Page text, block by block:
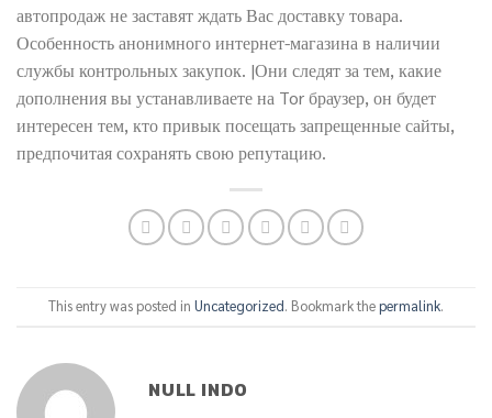
автопродаж не заставят ждать Вас доставку товара.
Особенность анонимного интернет-магазина в наличии
службы контрольных закупок. |Они следят за тем, какие
дополнения вы устанавливаете на Tor браузер, он будет
интересен тем, кто привык посещать запрещенные сайты,
предпочитая сохранять свою репутацию.
This entry was posted in Uncategorized. Bookmark thepermalink.
NULL INDO